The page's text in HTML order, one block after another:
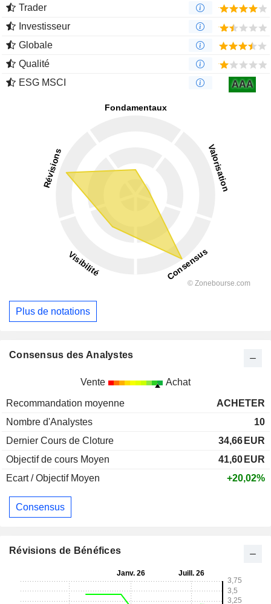
Trader
Investisseur
Globale
Qualité
ESG MSCI
AAA
Plus de notations
Consensus des Analystes
Vente Achat
Recommandation moyenne
ACHETER
Nombre d'Analystes
10
Dernier Cours de Cloture
34,66 EUR
Objectif de cours Moyen
41,60 EUR
Ecart / Objectif Moyen
+20,02%
Consensus
Révisions de Bénéfices